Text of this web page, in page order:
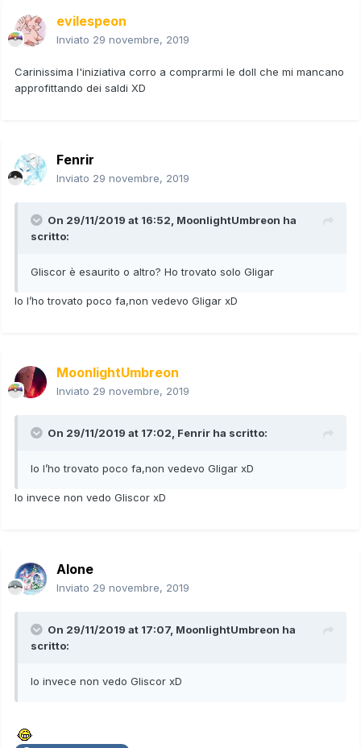
evilespeon
Inviato 29 novembre, 2019
Carinissima l'iniziativa corro a comprarmi le doll che mi mancano
approfittando dei saldi XD
Fenrir
Inviato 29 novembre, 2019
On 29/11/2019 at 16:52, MoonlightUmbreon ha
scritto:
Gliscor è esaurito o altro? Ho trovato solo Gligar
Io l’ho trovato poco fa,non vedevo Gligar xD
MoonlightUmbreon
Inviato 29 novembre, 2019
On 29/11/2019 at 17:02, Fenrir ha scritto:
Io l’ho trovato poco fa,non vedevo Gligar xD
Io invece non vedo Gliscor xD
Alone
Inviato 29 novembre, 2019
On 29/11/2019 at 17:07, MoonlightUmbreon ha
scritto:
Io invece non vedo Gliscor xD